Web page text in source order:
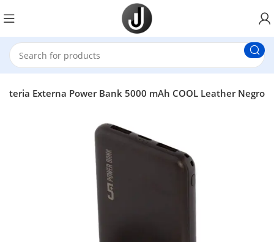
Externa Power Bank 5000 mAh COOL Leather Negro